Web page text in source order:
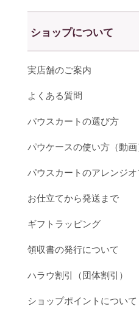
ショップについて
実店舗のご案内
よくある質問
パウスカートの選び方
パウケースの使い方（動画
パウスカートのアレンジ
お仕立てから発送まで
ギフトラッピング
領収書の発行について
ハラウ割引（団体割引）
ショップポイントについて